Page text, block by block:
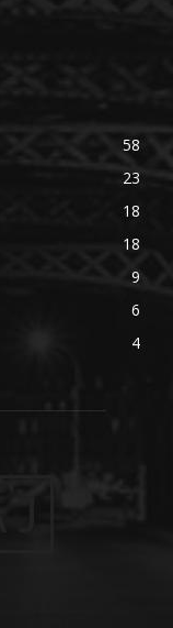
58
23
18
18
9
6
4